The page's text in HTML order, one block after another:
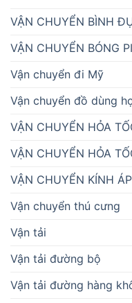
VẬN CHUYỂN BÌNH
VẬN CHUYỂN BÓNG
Vận chuyển đi Mỹ
Vận chuyển đồ dùng
VẬN CHUYỂN HỎA
VẬN CHUYỂN HỎA
VẬN CHUYỂN KÍNH
Vận chuyển thú cưng
Vận tải
Vận tải đường bộ
Vận tải đường hàng